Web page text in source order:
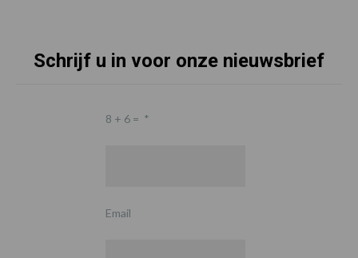
Schrijf u in voor onze nieuwsbrief
8 + 6 = *
Email